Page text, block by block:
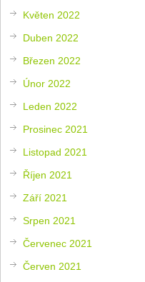
Květen 2022
Duben 2022
Březen 2022
Únor 2022
Leden 2022
Prosinec 2021
Listopad 2021
Říjen 2021
Září 2021
Srpen 2021
Červenec 2021
Červen 2021